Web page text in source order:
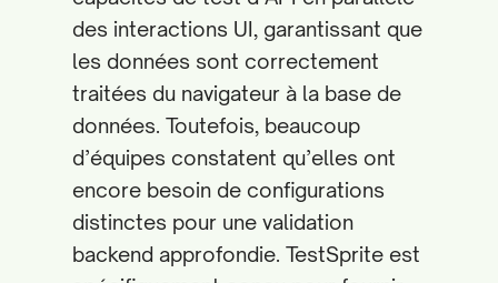
des interactions UI, garantissant que
les données sont correctement
traitées du navigateur à la base de
données. Toutefois, beaucoup
d’équipes constatent qu’elles ont
encore besoin de configurations
distinctes pour une validation
backend approfondie. TestSprite est